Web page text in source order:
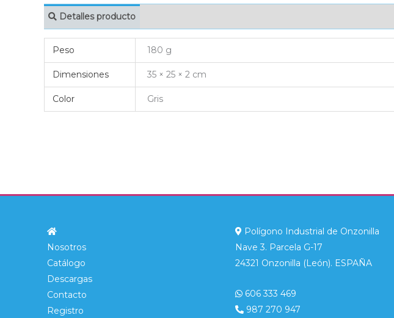
Detalles producto
Peso 180 g
Dimensiones 35 × 25 × 2 cm
Color Gris
Nosotros
Catálogo
Descargas
Contacto
Registro
Polígono Industrial de Onzonilla
Nave 3. Parcela G-17
24321 Onzonilla (León). ESPAÑA
606 333 469
987 270 947